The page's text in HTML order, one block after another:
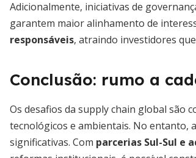
Adicionalmente, iniciativas de
garantem maior alinhamento de
responsáveis, atraindo investidores
Conclusão: rumo a
Os desafios da supply chain global são
tecnológicos e ambientais. No entanto,
significativas. Com parcerias Sul-Sul e